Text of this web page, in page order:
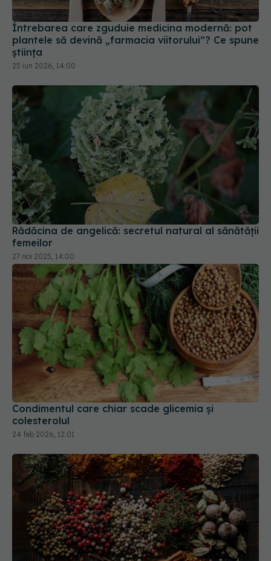
Întrebarea care zguduie medicina modernă: pot
plantele să devină „farmacia viitorului”? Ce spune
știința
25 iun 2026, 14:00
Rădăcina de angelică: secretul natural al sănătății
femeilor
27 noi 2025, 14:00
Condimentul care chiar scade glicemia și
colesterolul
24 feb 2026, 12:01